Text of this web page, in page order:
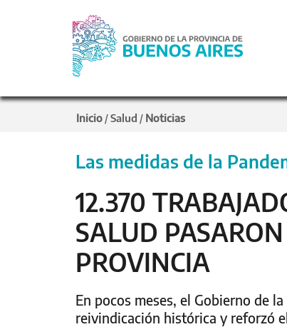
Inicio /Salud / Noticias
Las medidas de la
12.370
SALUD
PROVINCIA
En pocos meses, el Gobierno de
reivindicación histórica y reforzó